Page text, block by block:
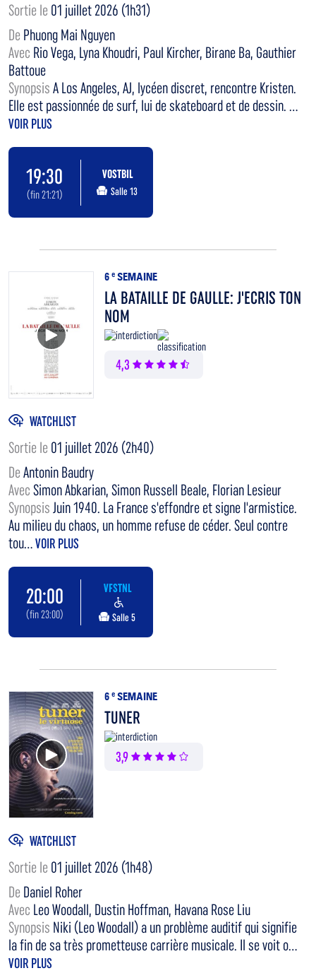
Sortie le 01 juillet 2026 (1h31)
De Phuong Mai Nguyen
Avec Rio Vega, Lyna Khoudri, Paul Kircher, Birane Ba, Gauthier
Battoue
Synopsis A Los Angeles, AJ, lycéen discret, rencontre Kristen.
Elle est passionnée de surf, lui de skateboard et de dessin. ...
VOIR PLUS
19:30
(fin 21:21)
VOSTBIL
Salle 13
Voir la bande annonce
6 e SEMAINE
LA BATAILLE DE GAULLE: J'ECRIS TON
NOM
4,3
WATCHLIST
Sortie le 01 juillet 2026 (2h40)
De Antonin Baudry
Avec Simon Abkarian, Simon Russell Beale, Florian Lesieur
Synopsis Juin 1940. La France s'effondre et signe l'armistice.
Au milieu du chaos, un homme refuse de céder. Seul contre
tou...VOIR PLUS
20:00
(fin 23:00)
VFSTNL
Salle 5
Voir la bande annonce
6 e SEMAINE
TUNER
3,9
WATCHLIST
Sortie le 01 juillet 2026 (1h48)
De Daniel Roher
Avec Leo Woodall, Dustin Hoffman, Havana Rose Liu
Synopsis Niki (Leo Woodall) a un problème auditif qui signifie
la fin de sa très prometteuse carrière musicale. Il se voit o...
VOIR PLUS